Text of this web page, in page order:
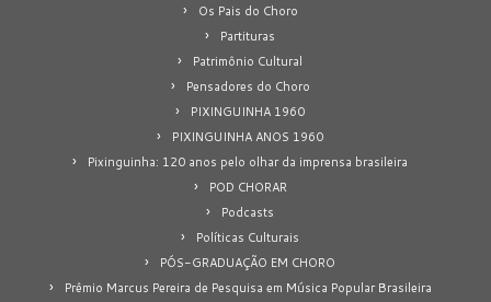
Os Pais do Choro
Partituras
Patrimônio Cultural
Pensadores do Choro
PIXINGUINHA 1960
PIXINGUINHA ANOS 1960
Pixinguinha: 120 anos pelo olhar da imprensa brasileira
POD CHORAR
Podcasts
Políticas Culturais
PÓS-GRADUAÇÃO EM CHORO
Prêmio Marcus Pereira de Pesquisa em Música Popular Brasileira